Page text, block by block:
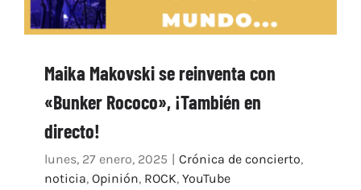
Maika Makovski se reinventa con
«Bunker Rococo», ¡También en
directo!
lunes, 27 enero, 2025 Crónica de concierto,
noticia, Opinión, ROCK, YouTube